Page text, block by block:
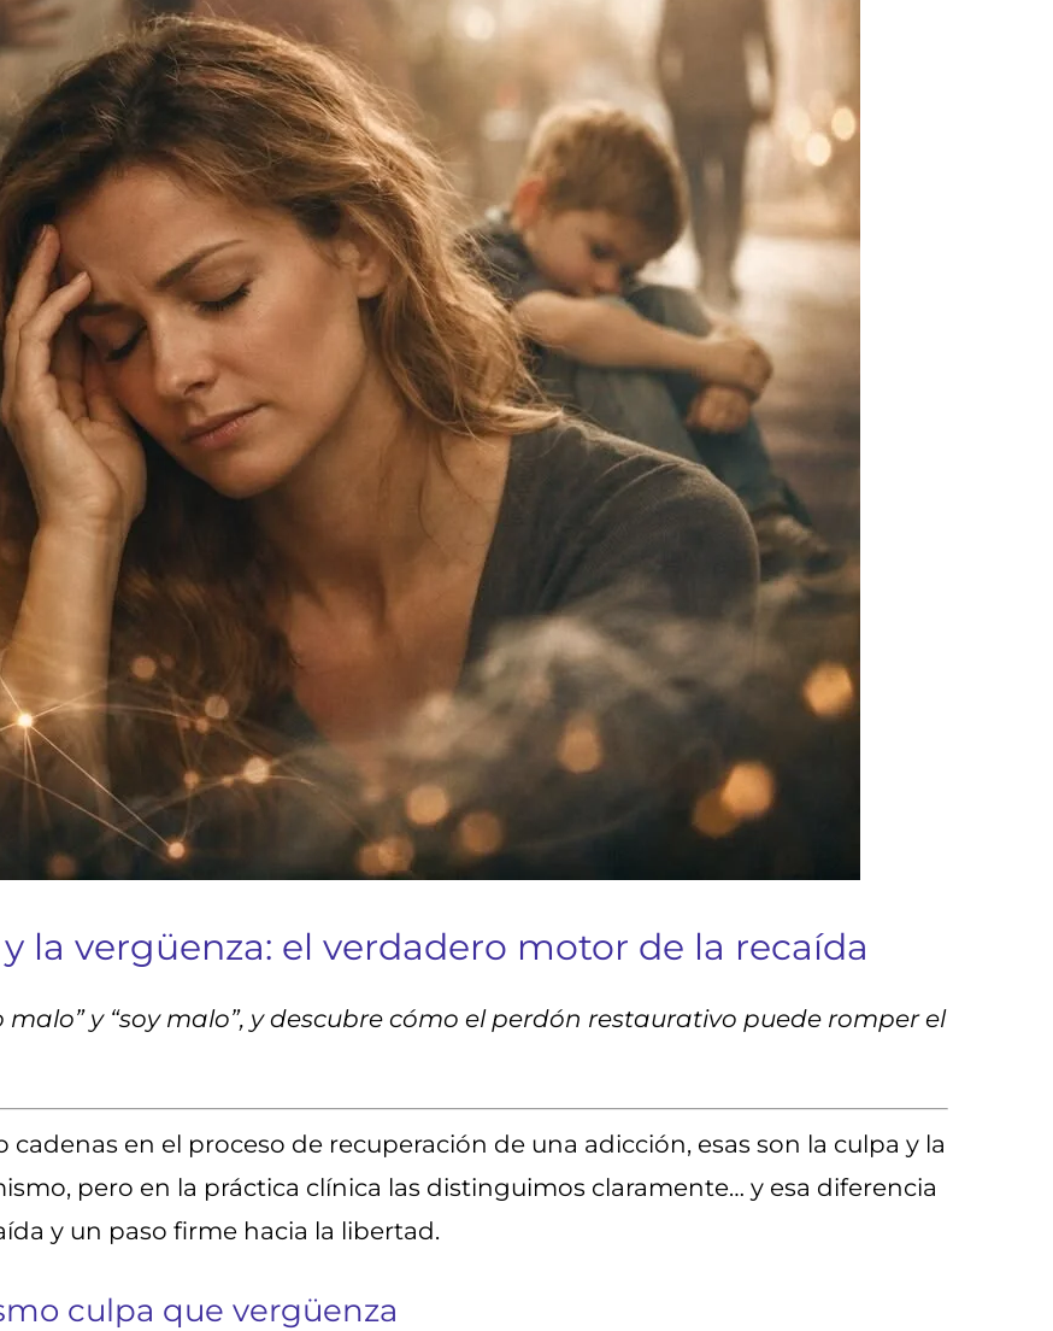
la vergüenza: el verdadero motor de la recaída
y “soy malo”, y descubre cómo el perdón restaurativo puede romper el
en el proceso de recuperación de una adicción, esas son la culpa y la
pero en la práctica clínica las distinguimos claramente… y esa diferencia
y un paso firme hacia la libertad.
culpa que vergüenza